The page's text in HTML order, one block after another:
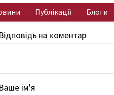
Публікації Блоги
на коментар
ім'я